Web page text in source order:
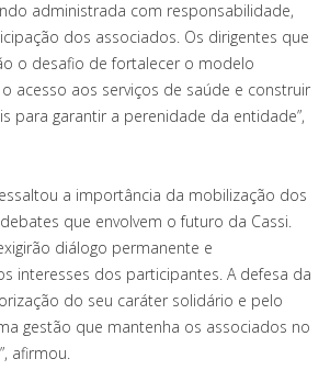
administrada com responsabilidade,
dos associados. Os dirigentes que
o desafio de fortalecer o modelo
acesso aos serviços de saúde e construir
para garantir a perenidade da entidade”,
a importância da mobilização dos
que envolvem o futuro da Cassi.
diálogo permanente e
interesses dos participantes. A defesa da
do seu caráter solidário e pelo
gestão que mantenha os associados no
afirmou.